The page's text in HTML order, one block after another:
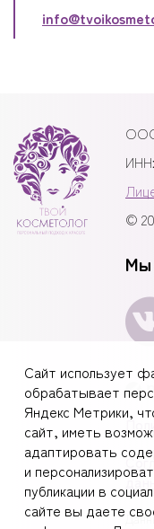
©
Мы
Сайт использует
обрабатывает
Яндекс Метрики,
сайт, иметь
адаптировать
и
публикации в
сайте вы даете